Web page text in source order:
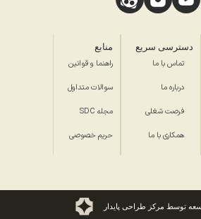
دسترسی سریع
تماس با ما
درباره ما
فرصت شغلی
همکاری با ما
منابع
راهنما و قوانین
سوالات متداول
مجله SDC
حریم خصوصی
توسط مرکز طراحی پایدار